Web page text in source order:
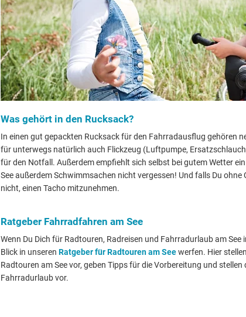
Was gehört in den Rucksack?
In einen gut gepackten Rucksack für den Fahrradausflug gehören
für unterwegs natürlich auch Flickzeug (Luftpumpe,
für den Notfall. Außerdem empfiehlt sich selbst bei gutem Wetter
See außerdem Schwimmsachen nicht vergessen! Und falls Du ohne
nicht, einen Tacho mitzunehmen.
Ratgeber Fahrradfahren am See
Wenn Du Dich für Radtouren, Radreisen und Fahrradurlaub am See
Blick in unseren Ratgeber für Radtouren am Seewerfen. Hier
Radtouren am See vor, geben Tipps für die Vorbereitung und stellen
Fahrradurlaub vor.